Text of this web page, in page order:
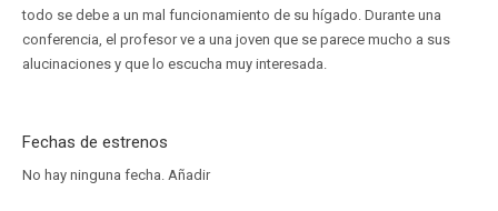
todo se debe a un mal funcionamiento de su hígado. Durante una
conferencia, el profesor ve a una joven que se parece mucho a sus
alucinaciones y que lo escucha muy interesada.
Fechas de estrenos
No hay ninguna fecha. Añadir